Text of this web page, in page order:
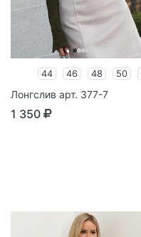
44 46 48 50
Лонгслив арт. 377-7
1 350